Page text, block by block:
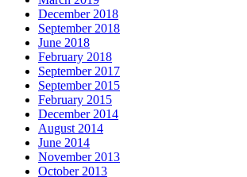
December 2018
September 2018
June 2018
February 2018
September 2017
September 2015
February 2015
December 2014
August 2014
June 2014
November 2013
October 2013